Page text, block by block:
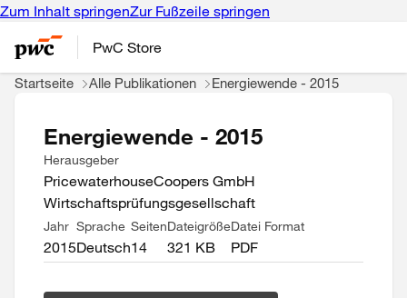
Zum Inhalt springenZur Fußzeile springen
PwC Store
Startseite Alle Publikationen Energiewende - 2015
Energiewende - 2015
Herausgeber
PricewaterhouseCoopers GmbH
Wirtschaftsprüfungsgesellschaft
Jahr
2015
Sprache
Deutsch
Seiten
14
Dateigröße
321 KB
Datei Format
PDF